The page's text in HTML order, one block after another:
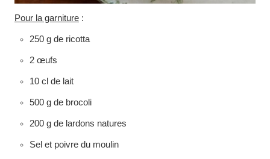
Pour la garniture :
250 g de ricotta
2 œufs
10 cl de lait
500 g de brocoli
200 g de lardons natures
Sel et poivre du moulin